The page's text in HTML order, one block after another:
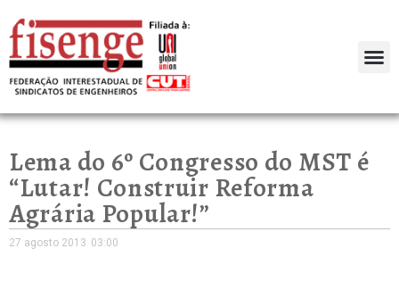
Lema do 6º Congresso do MST é
“Lutar! Construir Reforma
Agrária Popular!”
27 agosto 2013 03:00